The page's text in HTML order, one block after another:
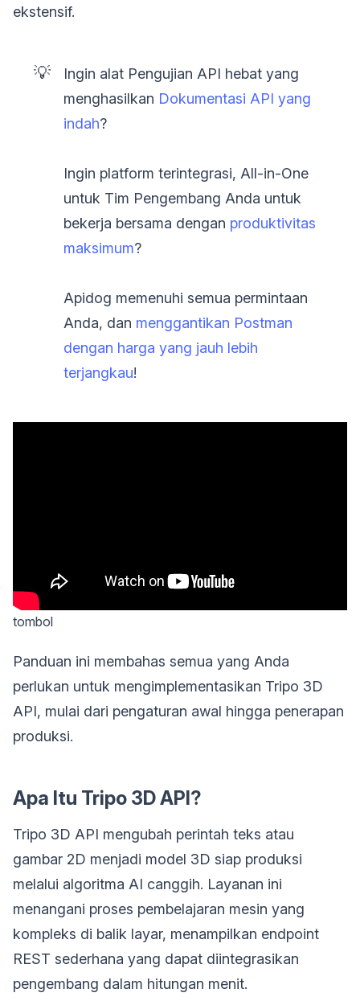
ekstensif.
💡
Ingin alat Pengujian API hebat yang
menghasilkan Dokumentasi API yang
indah?
Ingin platform terintegrasi, All-in-One
untuk Tim Pengembang Anda untuk
bekerja bersama dengan produktivitas
maksimum?
Apidog memenuhi semua permintaan
Anda, dan menggantikan Postman
dengan harga yang jauh lebih
terjangkau!
tombol
Panduan ini membahas semua yang Anda
perlukan untuk mengimplementasikan Tripo 3D
API, mulai dari pengaturan awal hingga penerapan
produksi.
Apa Itu Tripo 3D API?
Tripo 3D API mengubah perintah teks atau
gambar 2D menjadi model 3D siap produksi
melalui algoritma AI canggih. Layanan ini
menangani proses pembelajaran mesin yang
kompleks di balik layar, menampilkan endpoint
REST sederhana yang dapat diintegrasikan
pengembang dalam hitungan menit.